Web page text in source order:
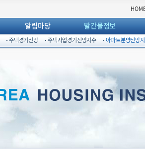
알림마당 발간물정보
주택경기전망 주택사업경기전망지수 아파트분양전망